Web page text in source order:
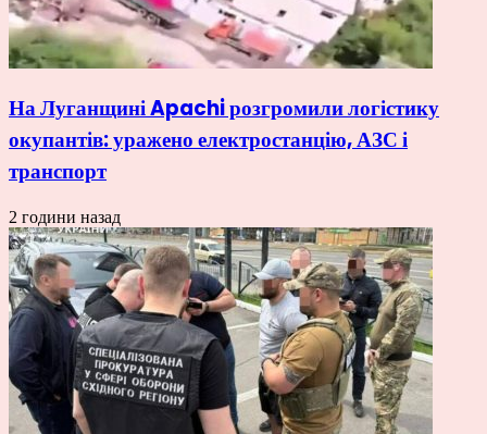
На Луганщині Apachi розгромили логістику
окупантів: уражено електростанцію, АЗС і
транспорт
2 години назад